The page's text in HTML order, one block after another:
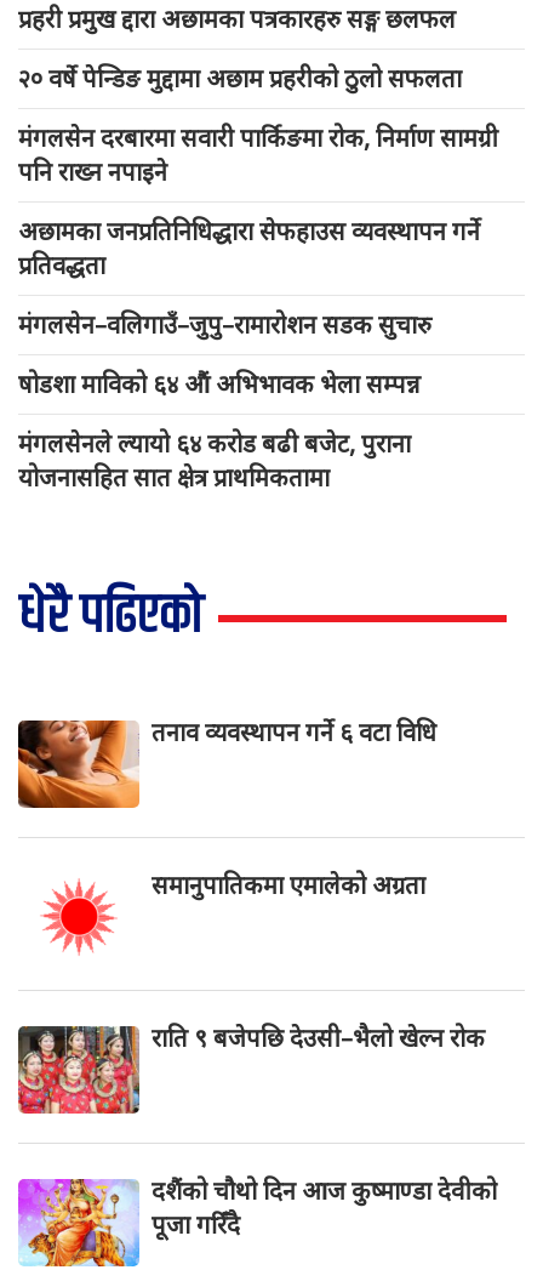
प्रहरी प्रमुख द्दारा अछामका पत्रकारहरु सङ्ग छलफल
२० वर्षे पेन्डिङ मुद्दामा अछाम प्रहरीको ठुलो सफलता
मंगलसेन दरबारमा सवारी पार्किङमा रोक, निर्माण सामग्री
पनि राख्न नपाइने
अछामका जनप्रतिनिधिद्धारा सेफहाउस व्यवस्थापन गर्ने
प्रतिवद्धता
मंगलसेन–वलिगाउँ–जुपु–रामारोशन सडक सुचारु
षोडशा माविको ६४ औं अभिभावक भेला सम्पन्न
मंगलसेनले ल्यायो ६४ करोड बढी बजेट, पुराना
योजनासहित सात क्षेत्र प्राथमिकतामा
धेरै पढिएको
तनाव व्यवस्थापन गर्ने ६ वटा विधि
समानुपातिकमा एमालेको अग्रता
राति ९ बजेपछि देउसी–भैलो खेल्न रोक
दशैंको चौथो दिन आज कुष्माण्डा देवीको
पूजा गरिँदै